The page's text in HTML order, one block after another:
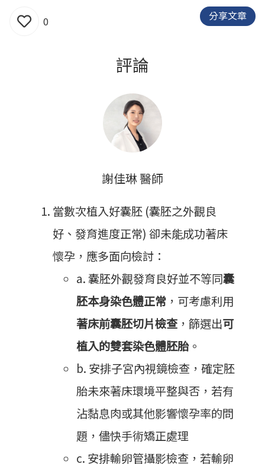
0 分享文章
評論
謝佳琳 醫師
當數次植入好囊胚 (囊胚之外觀良
好、發育進度正常) 卻未能成功著床
懷孕，應多面向檢討：
a. 囊胚外觀發育良好並不等同囊
胚本身染色體正常 ，可考慮利用
著床前囊胚切片檢查 ，篩選出可
植入的雙套染色體胚胎。
b. 安排子宮內視鏡檢查，確定胚
胎未來著床環境平整與否，若有
沾黏息肉或其他影響懷孕率的問
題，儘快手術矯正處理
c. 安排輸卵管攝影檢查，若輸卵